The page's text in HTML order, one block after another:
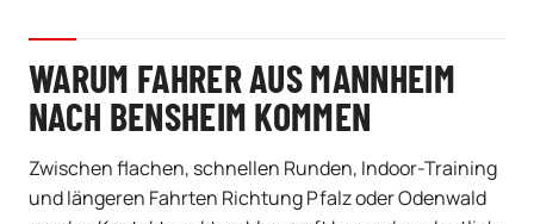
WARUM FAHRER AUS MANNHEIM
NACH BENSHEIM KOMMEN
Zwischen flachen, schnellen Runden, Indoor-Training
und längeren Fahrten Richtung Pfalz oder Odenwald